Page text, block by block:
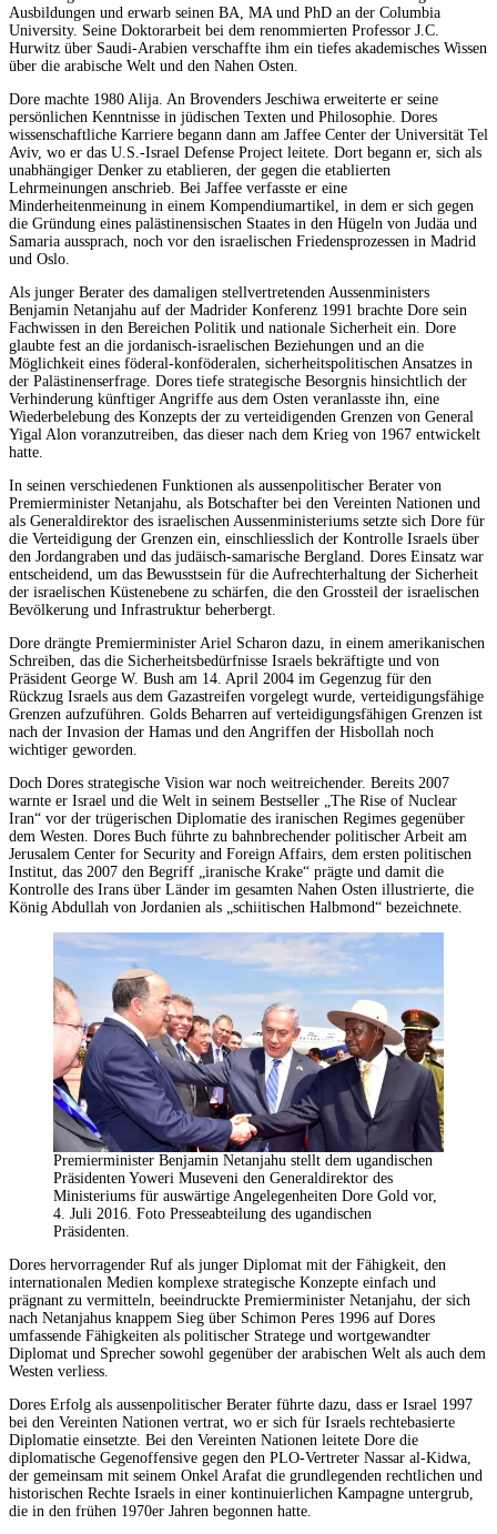
Ausbildungen und erwarb seinen BA, MA und PhD an der Columbia
University. Seine Doktorarbeit bei dem renommierten Professor J.C.
Hurwitz über Saudi-Arabien verschaffte ihm ein tiefes akademisches Wissen
über die arabische Welt und den Nahen Osten.
Dore machte 1980 Alija. An Brovenders Jeschiwa erweiterte er seine
persönlichen Kenntnisse in jüdischen Texten und Philosophie. Dores
wissenschaftliche Karriere begann dann am Jaffee Center der Universität Tel
Aviv, wo er das U.S.-Israel Defense Project leitete. Dort begann er, sich als
unabhängiger Denker zu etablieren, der gegen die etablierten
Lehrmeinungen anschrieb. Bei Jaffee verfasste er eine
Minderheitenmeinung in einem Kompendiumartikel, in dem er sich gegen
die Gründung eines palästinensischen Staates in den Hügeln von Judäa und
Samaria aussprach, noch vor den israelischen Friedensprozessen in Madrid
und Oslo.
Als junger Berater des damaligen stellvertretenden Aussenministers
Benjamin Netanjahu auf der Madrider Konferenz 1991 brachte Dore sein
Fachwissen in den Bereichen Politik und nationale Sicherheit ein. Dore
glaubte fest an die jordanisch-israelischen Beziehungen und an die
Möglichkeit eines föderal-konföderalen, sicherheitspolitischen Ansatzes in
der Palästinenserfrage. Dores tiefe strategische Besorgnis hinsichtlich der
Verhinderung künftiger Angriffe aus dem Osten veranlasste ihn, eine
Wiederbelebung des Konzepts der zu verteidigenden Grenzen von General
Yigal Alon voranzutreiben, das dieser nach dem Krieg von 1967 entwickelt
hatte.
In seinen verschiedenen Funktionen als aussenpolitischer Berater von
Premierminister Netanjahu, als Botschafter bei den Vereinten Nationen und
als Generaldirektor des israelischen Aussenministeriums setzte sich Dore für
die Verteidigung der Grenzen ein, einschliesslich der Kontrolle Israels über
den Jordangraben und das judäisch-samarische Bergland. Dores Einsatz war
entscheidend, um das Bewusstsein für die Aufrechterhaltung der Sicherheit
der israelischen Küstenebene zu schärfen, die den Grossteil der israelischen
Bevölkerung und Infrastruktur beherbergt.
Dore drängte Premierminister Ariel Scharon dazu, in einem amerikanischen
Schreiben, das die Sicherheitsbedürfnisse Israels bekräftigte und von
Präsident George W. Bush am 14. April 2004 im Gegenzug für den
Rückzug Israels aus dem Gazastreifen vorgelegt wurde, verteidigungsfähige
Grenzen aufzuführen. Golds Beharren auf verteidigungsfähigen Grenzen ist
nach der Invasion der Hamas und den Angriffen der Hisbollah noch
wichtiger geworden.
Doch Dores strategische Vision war noch weitreichender. Bereits 2007
warnte er Israel und die Welt in seinem Bestseller „The Rise of Nuclear
Iran“ vor der trügerischen Diplomatie des iranischen Regimes gegenüber
dem Westen. Dores Buch führte zu bahnbrechender politischer Arbeit am
Jerusalem Center for Security and Foreign Affairs, dem ersten politischen
Institut, das 2007 den Begriff „iranische Krake“ prägte und damit die
Kontrolle des Irans über Länder im gesamten Nahen Osten illustrierte, die
König Abdullah von Jordanien als „schiitischen Halbmond“ bezeichnete.
Premierminister Benjamin Netanjahu stellt dem ugandischen
Präsidenten Yoweri Museveni den Generaldirektor des
Ministeriums für auswärtige Angelegenheiten Dore Gold vor,
4. Juli 2016. Foto Presseabteilung des ugandischen
Präsidenten.
Dores hervorragender Ruf als junger Diplomat mit der Fähigkeit, den
internationalen Medien komplexe strategische Konzepte einfach und
prägnant zu vermitteln, beeindruckte Premierminister Netanjahu, der sich
nach Netanjahus knappem Sieg über Schimon Peres 1996 auf Dores
umfassende Fähigkeiten als politischer Stratege und wortgewandter
Diplomat und Sprecher sowohl gegenüber der arabischen Welt als auch dem
Westen verliess.
Dores Erfolg als aussenpolitischer Berater führte dazu, dass er Israel 1997
bei den Vereinten Nationen vertrat, wo er sich für Israels rechtebasierte
Diplomatie einsetzte. Bei den Vereinten Nationen leitete Dore die
diplomatische Gegenoffensive gegen den PLO-Vertreter Nassar al-Kidwa,
der gemeinsam mit seinem Onkel Arafat die grundlegenden rechtlichen und
historischen Rechte Israels in einer kontinuierlichen Kampagne untergrub,
die in den frühen 1970er Jahren begonnen hatte.